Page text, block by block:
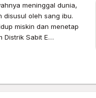
meninggal dunia,
disusul oleh sang ibu.
miskin dan menetap
Distrik Sabit E…